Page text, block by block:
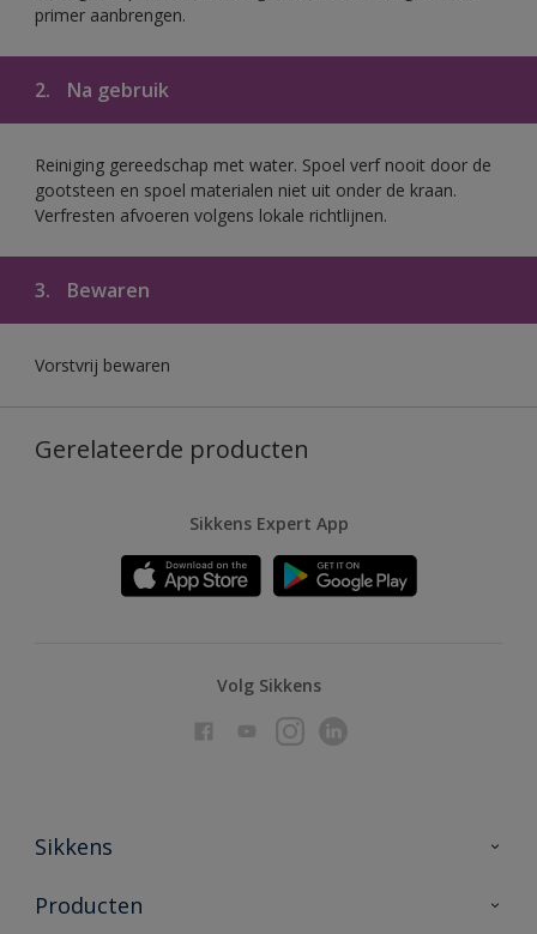
primer aanbrengen.
2. Na gebruik
Reiniging gereedschap met water. Spoel verf nooit door de
gootsteen en spoel materialen niet uit onder de kraan.
Verfresten afvoeren volgens lokale richtlijnen.
3. Bewaren
Vorstvrij bewaren
Gerelateerde producten
Sikkens Expert App
Volg Sikkens
Sikkens
Over Sikkens
Producten